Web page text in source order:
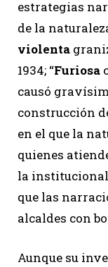
estrategias
de la
violenta
1934; “Furiosa
causó
construcción
en el que la
quienes
la
que las
alcaldes con
Aunque su